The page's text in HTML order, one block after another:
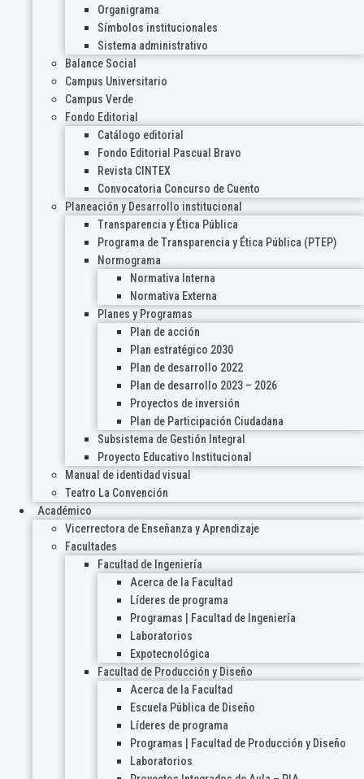
Organigrama
Símbolos institucionales
Sistema administrativo
Balance Social
Campus Universitario
Campus Verde
Fondo Editorial
Catálogo editorial
Fondo Editorial Pascual Bravo
Revista CINTEX
Convocatoria Concurso de Cuento
Planeación y Desarrollo institucional
Transparencia y Ética Pública
Programa de Transparencia y Ética Pública (PTEP)
Normograma
Normativa Interna
Normativa Externa
Planes y Programas
Plan de acción
Plan estratégico 2030
Plan de desarrollo 2022
Plan de desarrollo 2023 – 2026
Proyectos de inversión
Plan de Participación Ciudadana
Subsistema de Gestión Integral
Proyecto Educativo Institucional
Manual de identidad visual
Teatro La Convención
Académico
Vicerrectora de Enseñanza y Aprendizaje
Facultades
Facultad de Ingeniería
Acerca de la Facultad
Líderes de programa
Programas | Facultad de Ingeniería
Laboratorios
Expotecnológica
Facultad de Producción y Diseño
Acerca de la Facultad
Escuela Pública de Diseño
Líderes de programa
Programas | Facultad de Producción y Diseño
Laboratorios